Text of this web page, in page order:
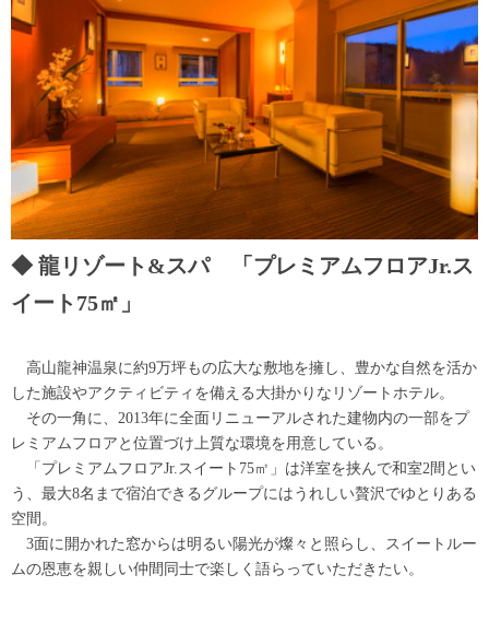
龍リゾート&スパ 「プレミアムフロアJr.ス
イート75㎡」
高山龍神温泉に約9万坪もの広大な敷地を擁し、豊かな自然を活か
した施設やアクティビティを備える大掛かりなリゾートホテル。
その一角に、2013年に全面リニューアルされた建物内の一部をプ
レミアムフロアと位置づけ上質な環境を用意している。
「プレミアムフロアJr.スイート75㎡」は洋室を挟んで和室2間とい
う、最大8名まで宿泊できるグループにはうれしい贅沢でゆとりある
空間。
3面に開かれた窓からは明るい陽光が燦々と照らし、スイートルー
ムの恩恵を親しい仲間同士で楽しく語らっていただきたい。